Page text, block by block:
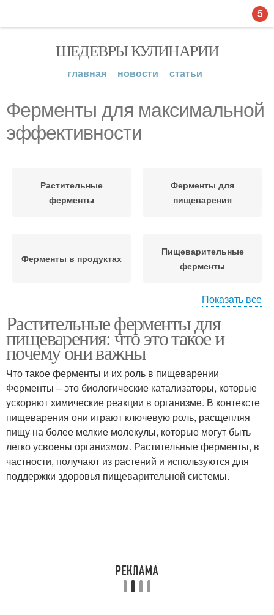
ШЕДЕВРЫ КУЛИНАРИИ
главная новости статьи
Ферменты для максимальной
эффективности
Растительные
ферменты
Ферменты для
пищеварения
Ферменты в продуктах
Пищеварительные
ферменты
Ферменты в виде Животные ферменты
Показать все
Растительные ферменты для
пищеварения: что это такое и
почему они важны
Что такое ферменты и их роль в пищеварении
Ферменты – это биологические катализаторы, которые
ускоряют химические реакции в организме. В контексте
пищеварения они играют ключевую роль, расщепляя
пищу на более мелкие молекулы, которые могут быть
легко усвоены организмом. Растительные ферменты, в
частности, получают из растений и используются для
поддержки здоровья пищеварительной системы.
5